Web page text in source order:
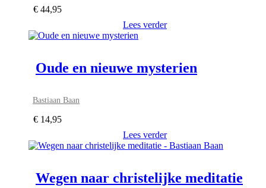
€ 44,95
Lees verder
Oude en nieuwe mysterien
Bastiaan Baan
€ 14,95
Lees verder
Wegen naar christelijke meditatie